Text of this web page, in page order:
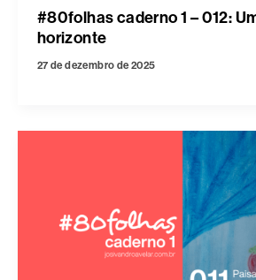
#80folhas caderno 1 – 012:
horizonte
27 de dezembro de 2025